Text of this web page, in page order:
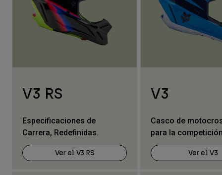
V3 RS
Especificaciones de
Carrera, Redefinidas.
Ver el V3 RS
V3
Casco de
para la
Ver el V3